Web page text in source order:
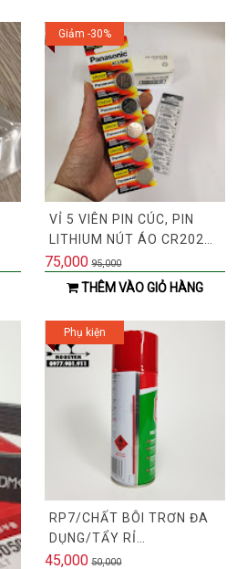
Giảm -30%
VỈ 5 VIÊN PIN CÚC, PIN
LITHIUM NÚT ÁO CR2025
PANASONIC THAY CHO
CHÌA KHÓA, ĐIỀU KHIỂN Ô
BENZ, AUDI
75,000 95,000
THÊM VÀO GIỎ HÀNG
Phụ kiện
RP7/CHẤT BÔI TRƠN ĐA
DỤNG/TẨY RỈ
SÉT/SELLEYS RP7/CHAI
45,000 50,000